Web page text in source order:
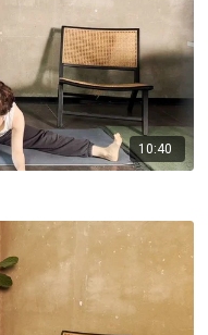
10:40